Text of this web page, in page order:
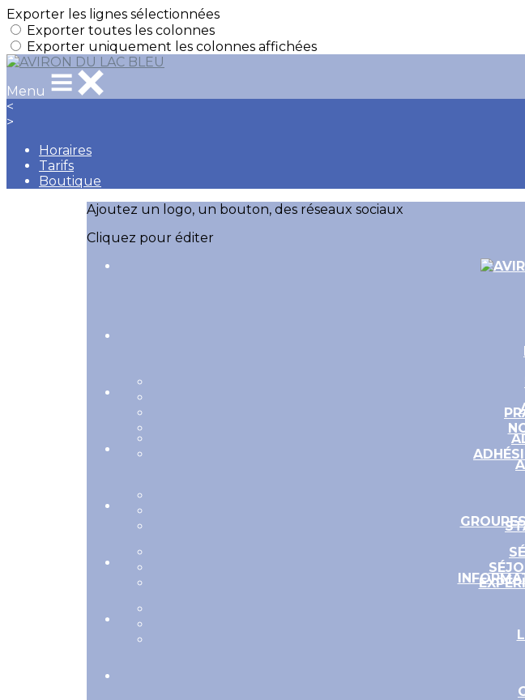
Exporter les lignes sélectionnées
Exporter toutes les colonnes
Exporter uniquement les colonnes affichées
Menu
<
>
Horaires
Tarifs
Boutique
Ajoutez un logo, un bouton, des réseaux sociaux
Cliquez pour éditer